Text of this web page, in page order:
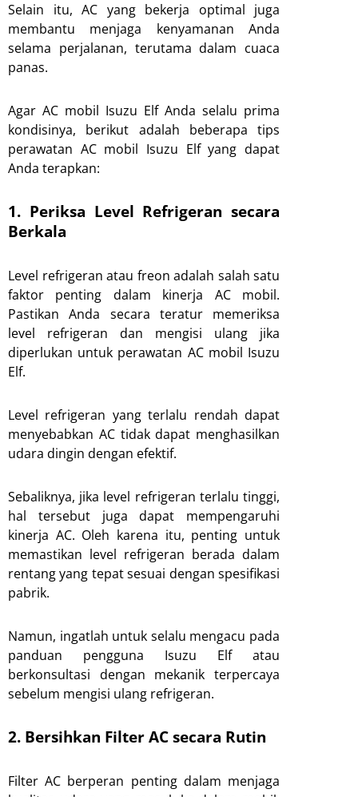
Selain itu, AC yang bekerja optimal juga
membantu menjaga kenyamanan Anda
selama perjalanan, terutama dalam cuaca
panas.
Agar AC mobil Isuzu Elf Anda selalu prima
kondisinya, berikut adalah beberapa tips
perawatan AC mobil Isuzu Elf yang dapat
Anda terapkan:
1. Periksa Level Refrigeran secara
Berkala
Level refrigeran atau freon adalah salah satu
faktor penting dalam kinerja AC mobil.
Pastikan Anda secara teratur memeriksa
level refrigeran dan mengisi ulang jika
diperlukan untuk perawatan AC mobil Isuzu
Elf.
Level refrigeran yang terlalu rendah dapat
menyebabkan AC tidak dapat menghasilkan
udara dingin dengan efektif.
Sebaliknya, jika level refrigeran terlalu tinggi,
hal tersebut juga dapat mempengaruhi
kinerja AC. Oleh karena itu, penting untuk
memastikan level refrigeran berada dalam
rentang yang tepat sesuai dengan spesifikasi
pabrik.
Namun, ingatlah untuk selalu mengacu pada
panduan pengguna Isuzu Elf atau
berkonsultasi dengan mekanik terpercaya
sebelum mengisi ulang refrigeran.
2. Bersihkan Filter AC secara Rutin
Filter AC berperan penting dalam menjaga